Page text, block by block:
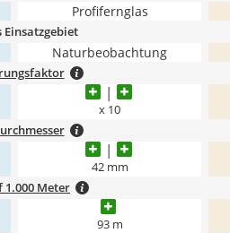
Profifernglas
Einsatzgebiet
Naturbeobachtung
x 10
42 mm
1.000 Meter
93 m